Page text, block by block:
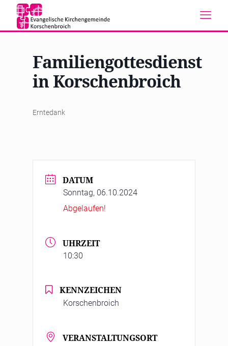
Familiengottesdienst
in Korschenbroich
Erntedank
DATUM
Sonntag, 06.10.2024
Abgelaufen!
UHRZEIT
10:30
KENNZEICHEN
Korschenbroich
VERANSTALTUNGSORT